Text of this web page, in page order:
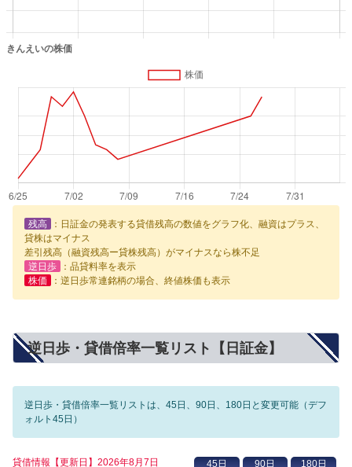
残高
：日証金の発表する貸借残高の数値をグラフ化、融資はプラス、
貸株はマイナス
差引残高（融資残高ー貸株残高）がマイナスなら株不足
逆日歩
：品貸料率を表示
株価
：逆日歩常連銘柄の場合、終値株価も表示
逆日歩・貸借倍率一覧リスト【日証金】
逆日歩・貸借倍率一覧リストは、45日、90日、180日と変更可能（デフ
ォルト45日）
貸借情報【更新日】2026年8月7日